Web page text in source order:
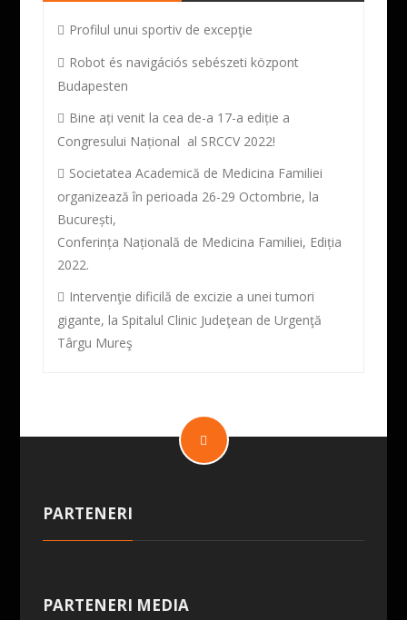
Profilul unui sportiv de excepţie
Robot és navigációs sebészeti központ
Budapesten
Bine ați venit la cea de-a 17-a ediție a
Congresului Național al SRCCV 2022!
Societatea Academică de Medicina Familiei
organizează în perioada 26-29 Octombrie, la
București,
Conferința Națională de Medicina Familiei, Ediția
2022.
Intervenţie dificilă de excizie a unei tumori
gigante, la Spitalul Clinic Judeţean de Urgenţă
Târgu Mureş
PARTENERI
PARTENERI MEDIA